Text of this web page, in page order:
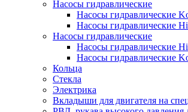
Насосы гидравлические
Насосы гидравлические
Насосы гидравлические
Насосы гидравлические
Насосы гидравлические
Насосы гидравлические
Кольца
Стекла
Электрика
Вкладыши для двигателя на